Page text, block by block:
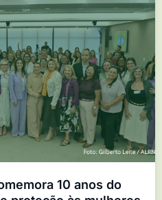
10 anos do